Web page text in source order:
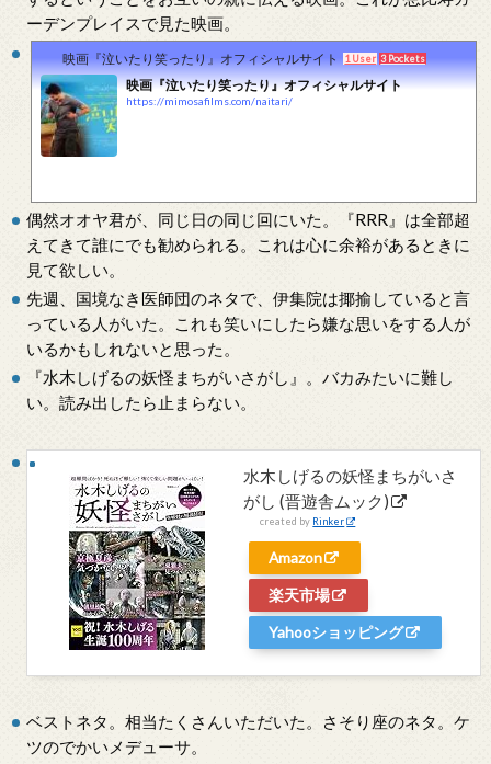
ーデンプレイスで見た映画。
映画『泣いたり笑ったり』オフィシャルサイト 1 User 3 Pockets
映画『泣いたり笑ったり』オフィシャルサイト
https://mimosafilms.com/naitari/
偶然オオヤ君が、同じ日の同じ回にいた。『RRR』は全部超
えてきて誰にでも勧められる。これは心に余裕があるときに
見て欲しい。
先週、国境なき医師団のネタで、伊集院は揶揄していると言
っている人がいた。これも笑いにしたら嫌な思いをする人が
いるかもしれないと思った。
『水木しげるの妖怪まちがいさがし』。バカみたいに難し
い。読み出したら止まらない。
水木しげるの妖怪まちがいさ
がし (晋遊舎ムック)
created by Rinker
Amazon
楽天市場
Yahooショッピング
ベストネタ。相当たくさんいただいた。さそり座のネタ。ケ
ツのでかいメデューサ。